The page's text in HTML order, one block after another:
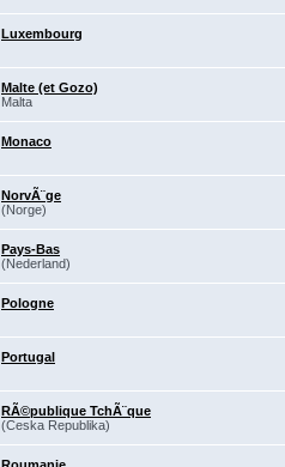
Luxembourg
Malte (et Gozo)
Malta
Monaco
NorvÃ¨ge
(Norge)
Pays-Bas
(Nederland)
Pologne
Portugal
RÃ©publique TchÃ¨que
(Ceska Republika)